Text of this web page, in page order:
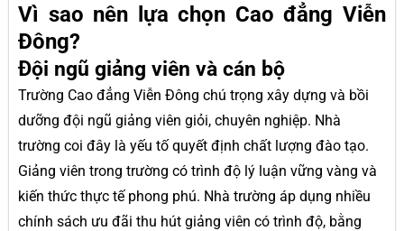
Vì sao nên lựa chọn Cao đẳng Viễn
Đông?
Đội ngũ giảng viên và cán bộ
Trường Cao đẳng Viễn Đông chú trọng xây dựng và bồi
dưỡng đội ngũ giảng viên giỏi, chuyên nghiệp. Nhà
trường coi đây là yếu tố quyết định chất lượng đào tạo.
Giảng viên trong trường có trình độ lý luận vững vàng và
kiến thức thực tế phong phú. Nhà trường áp dụng nhiều
chính sách ưu đãi thu hút giảng viên có trình độ, bằng